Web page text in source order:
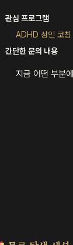
관심 프로그램
ADHD 성인 코칭
간단한 문의 내용
지금 어떤 부분